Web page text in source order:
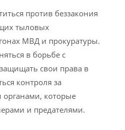
против беззакония
тыловых
МВД и прокуратуры.
в борьбе с
свои права в
контроля за
которые
и предателями.